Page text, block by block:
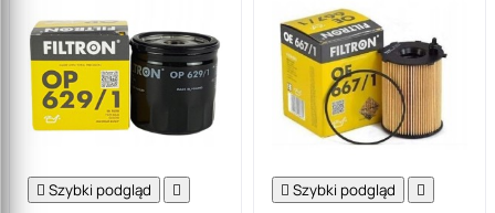
 Szybki podgląd   Szybki podgląd 